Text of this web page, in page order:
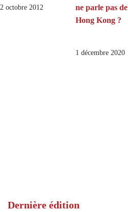
2 octobre 2012
ne parle pas de
Hong Kong ?
1 décembre 2020
Dernière édition